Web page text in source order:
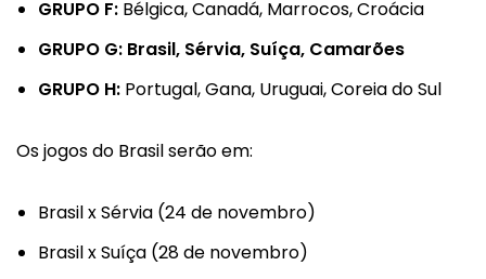
GRUPO F: Bélgica, Canadá, Marrocos, Croácia
GRUPO G: Brasil, Sérvia, Suíça, Camarões
GRUPO H: Portugal, Gana, Uruguai, Coreia do Sul
Os jogos do Brasil serão em:
Brasil x Sérvia (24 de novembro)
Brasil x Suíça (28 de novembro)